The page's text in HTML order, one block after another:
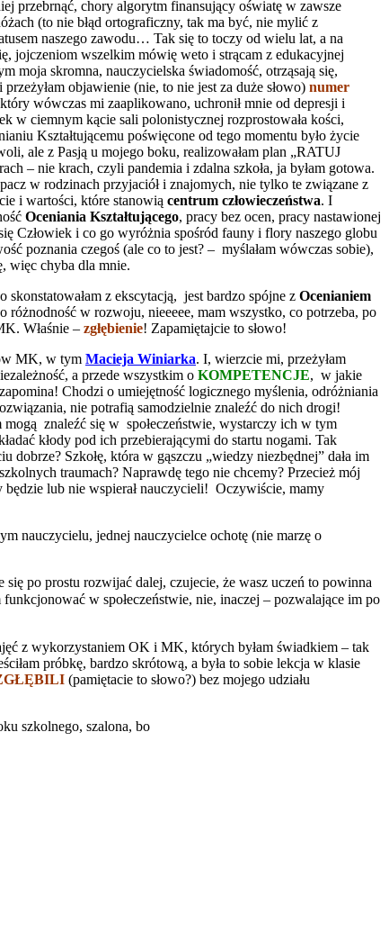
przebrnąć, chory algorytm finansujący oświatę w zawsze
(to nie błąd ortograficzny, tak ma być, nie mylić z
naszego zawodu… Tak się to toczy od wielu lat, a na
jojczeniom wszelkim mówię weto i strącam z edukacyjnej
moja skromna, nauczycielska świadomość, otrząsają się,
i przeżyłam objawienie (nie, to nie jest za duże słowo) numer
wówczas mi zaaplikowano, uchronił mnie od depresji i
w ciemnym kącie sali polonistycznej rozprostowała kości,
Kształtującemu poświęcone od tego momentu było życie
ale z Pasją u mojego boku, realizowałam plan „RATUJ
– nie krach, czyli pandemia i zdalna szkoła, ja byłam gotowa.
w rodzinach przyjaciół i znajomych, nie tylko te związane z
i wartości, które stanowią centrum człowieczeństwa. I
Oceniania Kształtującego, pracy bez ocen, pracy nastawionej
Człowiek i co go wyróżnia spośród fauny i flory naszego globu
poznania czegoś (ale co to jest? – myślałam wówczas sobie),
więc chyba dla mnie.
skonstatowałam z ekscytacją, jest bardzo spójne z Ocenianiem
różnodność w rozwoju, nieeeee, mam wszystko, co potrzeba, po
Właśnie – zgłębienie! Zapamiętajcie to słowo!
MK, w tym Macieja Winiarka. I, wierzcie mi, przeżyłam
a przede wszystkim o KOMPETENCJE, w jakie
Chodzi o umiejętność logicznego myślenia, odróżniania
nie potrafią samodzielnie znaleźć do nich drogi!
znaleźć się w społeczeństwie, wystarczy ich w tym
kłody pod ich przebierającymi do startu nogami. Tak
Szkołę, która w gąszczu „wiedzy niezbędnej” dała im
traumach? Naprawdę tego nie chcemy? Przecież mój
będzie lub nie wspierał nauczycieli! Oczywiście, mamy
nauczycielu, jednej nauczycielce ochotę (nie marzę o
się po prostu rozwijać dalej, czujecie, że wasz uczeń to powinna
w społeczeństwie, nie, inaczej – pozwalające im po
z wykorzystaniem OK i MK, których byłam świadkiem – tak
próbkę, bardzo skrótową, a była to sobie lekcja w klasie
(pamiętacie to słowo?) bez mojego udziału
szkolnego, szalona, bo